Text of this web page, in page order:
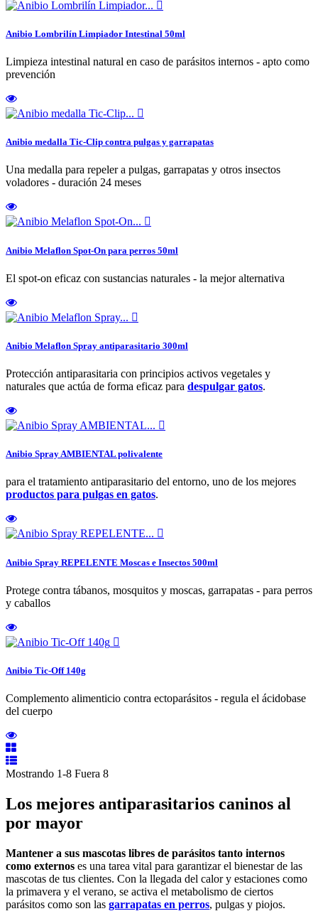

Anibio Lombrilín Limpiador Intestinal 50ml
Limpieza intestinal natural en caso de parásitos internos - apto como
prevención

Anibio medalla Tic-Clip contra pulgas y garrapatas
Una medalla para repeler a pulgas, garrapatas y otros insectos
voladores - duración 24 meses

Anibio Melaflon Spot-On para perros 50ml
El spot-on eficaz con sustancias naturales - la mejor alternativa

Anibio Melaflon Spray antiparasitario 300ml
Protección antiparasitaria con principios activos vegetales y
naturales que actúa de forma eficaz para despulgar gatos.

Anibio Spray AMBIENTAL polivalente
para el tratamiento antiparasitario del entorno, uno de los mejores
productos para pulgas en gatos.

Anibio Spray REPELENTE Moscas e Insectos 500ml
Protege contra tábanos, mosquitos y moscas, garrapatas - para perros
y caballos

Anibio Tic-Off 140g
Complemento alimenticio contra ectoparásitos - regula el ácidobase
del cuerpo
Mostrando 1-8 Fuera 8
Los mejores antiparasitarios caninos al
por mayor
Mantener a sus mascotas libres de parásitos tanto internos
como externos es una tarea vital para garantizar el bienestar de las
mascotas de tus clientes. Con la llegada del calor y estaciones como
la primavera y el verano, se activa el metabolismo de ciertos
parásitos como son las garrapatas en perros, pulgas y piojos.